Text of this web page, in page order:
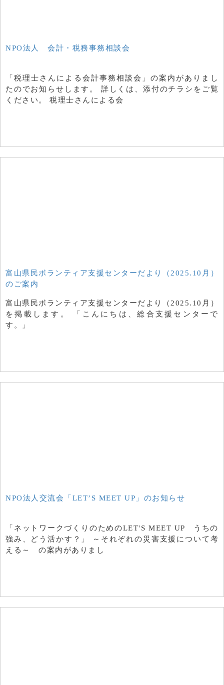
NPO法人 会計・税務事務相談会
「税理士さんによる会計事務相談会」の案内がありまし
たのでお知らせします。 詳しくは、添付のチラシをご覧
ください。 税理士さんによる会
富山県民ボランティア支援センターだより（2025.10月）
のご案内
富山県民ボランティア支援センターだより（2025.10月）
を掲載します。 「こんにちは、総合支援センターで
す。」
NPO法人交流会「LET’S MEET UP」のお知らせ
「ネットワークづくりのためのLET'S MEET UP うちの
強み、どう活かす？」 ～それぞれの災害支援について考
える～ の案内がありまし